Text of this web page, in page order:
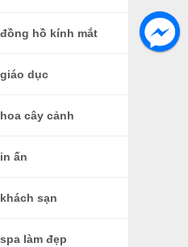
hồ kính mắt
dục
cây cảnh
ấn
sạn
làm đẹp